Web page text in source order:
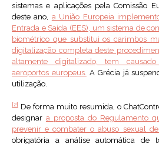
sistemas e aplicações pela Comissão
deste ano, a União Europeia
Entrada e Saída (EES), um sistema de
biométrico que substitui os carimbos
digitalização completa deste
altamente digitalizado, tem
aeroportos europeus. A Grécia já
utilização.
[2] De forma muito resumida, o
designar a proposta do Regulamento
prevenir e combater o abuso sexual
obrigatória a análise automática de